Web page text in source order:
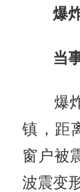
爆
当事
爆炸
镇，距
窗户被
波震变